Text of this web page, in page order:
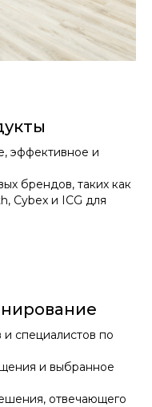
эффективное и
брендов, таких как
Cybex и ICG для
специалистов по
и выбранное
отвечающего